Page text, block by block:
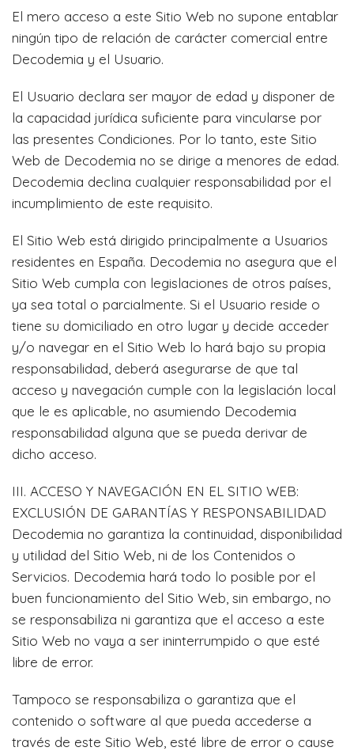
El mero acceso a este Sitio Web no supone entablar
ningún tipo de relación de carácter comercial entre
Decodemia y el Usuario.
El Usuario declara ser mayor de edad y disponer de
la capacidad jurídica suficiente para vincularse por
las presentes Condiciones. Por lo tanto, este Sitio
Web de Decodemia no se dirige a menores de edad.
Decodemia declina cualquier responsabilidad por el
incumplimiento de este requisito.
El Sitio Web está dirigido principalmente a Usuarios
residentes en España. Decodemia no asegura que el
Sitio Web cumpla con legislaciones de otros países,
ya sea total o parcialmente. Si el Usuario reside o
tiene su domiciliado en otro lugar y decide acceder
y/o navegar en el Sitio Web lo hará bajo su propia
responsabilidad, deberá asegurarse de que tal
acceso y navegación cumple con la legislación local
que le es aplicable, no asumiendo Decodemia
responsabilidad alguna que se pueda derivar de
dicho acceso.
III. ACCESO Y NAVEGACIÓN EN EL SITIO WEB:
EXCLUSIÓN DE GARANTÍAS Y RESPONSABILIDAD
Decodemia no garantiza la continuidad, disponibilidad
y utilidad del Sitio Web, ni de los Contenidos o
Servicios. Decodemia hará todo lo posible por el
buen funcionamiento del Sitio Web, sin embargo, no
se responsabiliza ni garantiza que el acceso a este
Sitio Web no vaya a ser ininterrumpido o que esté
libre de error.
Tampoco se responsabiliza o garantiza que el
contenido o software al que pueda accederse a
través de este Sitio Web, esté libre de error o cause